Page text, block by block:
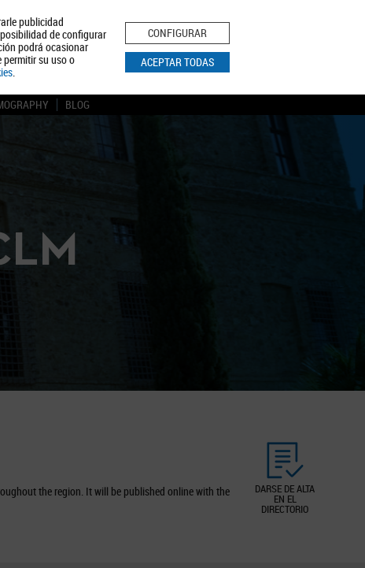
publicidad
de configurar
podrá ocasionar
permitir su uso o
.
CONFIGURAR
ACEPTAR TODAS
de Privacidad Aviso Legal Política de Cookies
BUSCAR
BLOG
DARSE DE ALTA
EN EL
DIRECTORIO
the region. It will be published online with the